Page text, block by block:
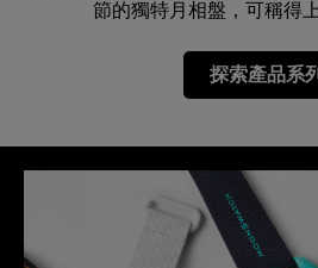
節的獨特月相盤，可稱得
探索產品系